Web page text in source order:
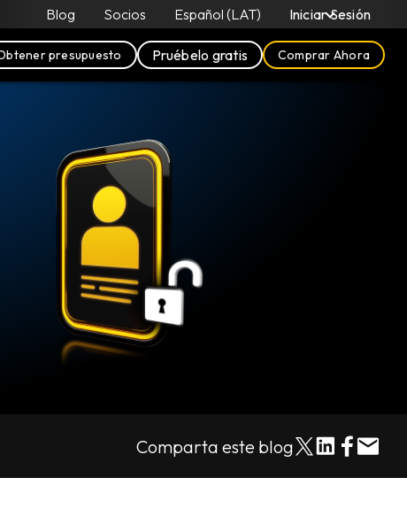
Blog Socios Español (LAT) Iniciar Sesión
presupuesto Pruébelo gratis Comprar Ahora
Comparta este blog